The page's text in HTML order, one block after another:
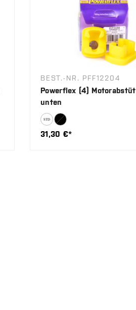
BEST.-NR. PFF12204
Powerflex (4)
unten
31,30 €*